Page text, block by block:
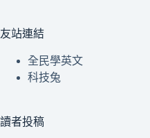
友站連結
全民學英文
科技兔
讀者投稿